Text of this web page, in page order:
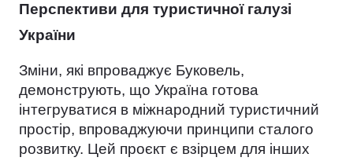
Перспективи для туристичної галузі
України
Зміни, які впроваджує Буковель,
демонструють, що Україна готова
інтегруватися в міжнародний туристичний
простір, впроваджуючи принципи сталого
розвитку. Цей проєкт є взірцем для інших